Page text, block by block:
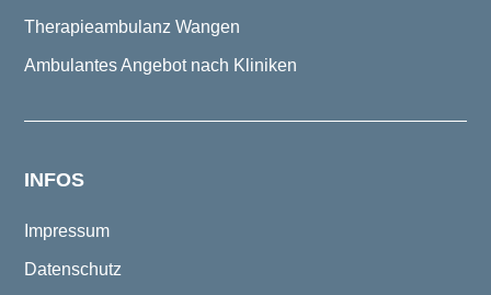
Therapieambulanz Wangen
Ambulantes Angebot nach Kliniken
INFOS
Impressum
Datenschutz